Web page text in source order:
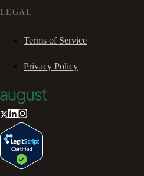
LEGAL
Terms of Service
Privacy Policy